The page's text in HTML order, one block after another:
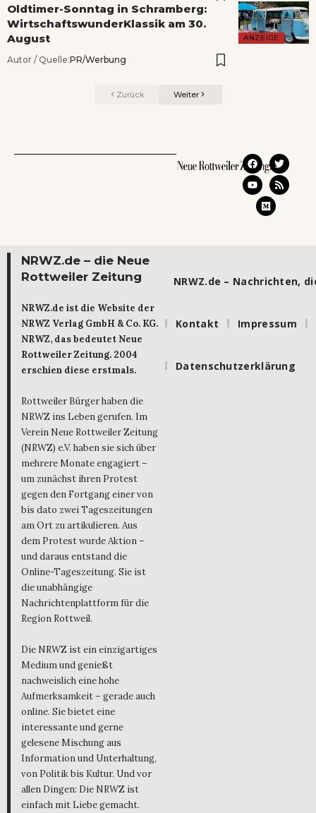
ANZEIGE
Oldtimer-Sonntag in Schramberg:
WirtschaftswunderKlassik am 30.
August
Autor / Quelle:PR/Werbung
Zurück Weiter
NRWZ.de – die Neue
Rottweiler Zeitung
NRWZ.de ist die Website der
NRWZ Verlag GmbH & Co. KG.
NRWZ, das bedeutet Neue
Rottweiler Zeitung. 2004
erschien diese erstmals.
Rottweiler Bürger haben die
NRWZ ins Leben gerufen. Im
Verein Neue Rottweiler Zeitung
(NRWZ) e.V. haben sie sich über
mehrere Monate engagiert –
um zunächst ihren Protest
gegen den Fortgang einer von
bis dato zwei Tageszeitungen
am Ort zu artikulieren. Aus
dem Protest wurde Aktion –
und daraus entstand die
Online-Tageszeitung. Sie ist
die unabhängige
Nachrichtenplattform für die
Region Rottweil.
Die NRWZ ist ein einzigartiges
Medium und genießt
nachweislich eine hohe
Aufmerksamkeit – gerade auch
online. Sie bietet eine
interessante und gerne
gelesene Mischung aus
Information und Unterhaltung,
von Politik bis Kultur. Und vor
allen Dingen: Die NRWZ ist
einfach mit Liebe gemacht.
NRWZ.de – Nachrichten,
Kontakt Impressum
Datenschutzerklärung